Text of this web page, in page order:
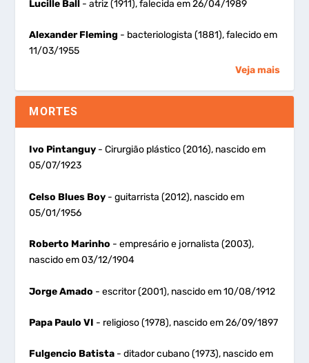
Lucille Ball - atriz (1911), falecida em 26/04/1989
Alexander Fleming - bacteriologista (1881), falecido em
11/03/1955
Veja mais
MORTES
Ivo Pintanguy - Cirurgião plástico (2016), nascido em
05/07/1923
Celso Blues Boy - guitarrista (2012), nascido em
05/01/1956
Roberto Marinho - empresário e jornalista (2003),
nascido em 03/12/1904
Jorge Amado - escritor (2001), nascido em 10/08/1912
Papa Paulo VI - religioso (1978), nascido em 26/09/1897
Fulgencio Batista - ditador cubano (1973), nascido em